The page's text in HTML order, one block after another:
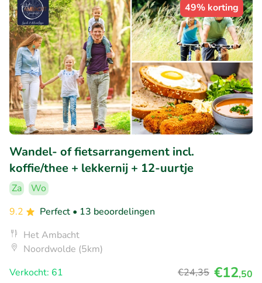
49% korting
Wandel- of fietsarrangement incl.
koffie/thee + lekkernij + 12-uurtje
Za
Wo
9.2
Perfect • 13 beoordelingen
Het Ambacht
Noordwolde (5km)
Verkocht: 61
€24,35 €12,50